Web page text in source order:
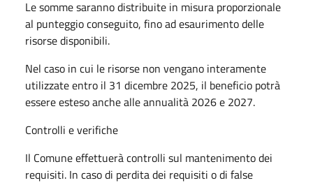
Le somme saranno distribuite in misura proporzionale
al punteggio conseguito, fino ad esaurimento delle
risorse disponibili.
Nel caso in cui le risorse non vengano interamente
utilizzate entro il 31 dicembre 2025, il beneficio potrà
essere esteso anche alle annualità 2026 e 2027.
Controlli e verifiche
Il Comune effettuerà controlli sul mantenimento dei
requisiti. In caso di perdita dei requisiti o di false